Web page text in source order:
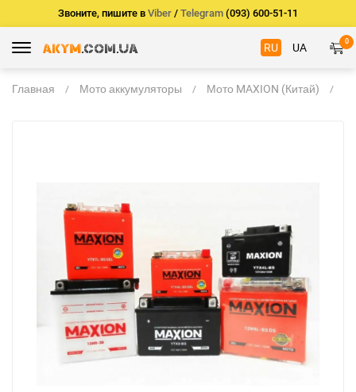
Звоните, пишите в Viber / Telegram (093) 600-51-11
RU UA 0
Главная Мото аккумуляторы Мото MAXION (Китай)